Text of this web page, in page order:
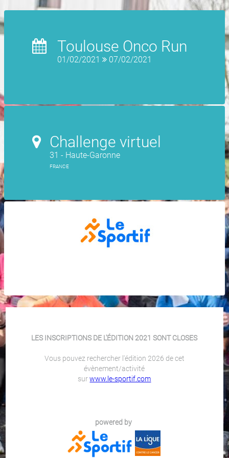
Toulouse Onco Run
01/02/2021 07/02/2021
Challenge virtuel
31 - Haute-Garonne
FRANCE
LES INSCRIPTIONS DE L'ÉDITION 2021 SONT CLOSES
Vous pouvez rechercher l'édition 2026 de cet
évènement/activité
surwww.le-sportif.com
powered by